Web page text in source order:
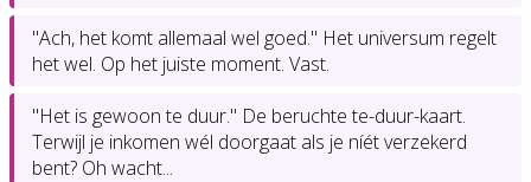
"Ach, het komt allemaal wel goed." Het universum regelt
het wel. Op het juiste moment. Vast.
"Het is gewoon te duur." De beruchte te-duur-kaart.
Terwijl je inkomen wél doorgaat als je níét verzekerd
bent? Oh wacht...